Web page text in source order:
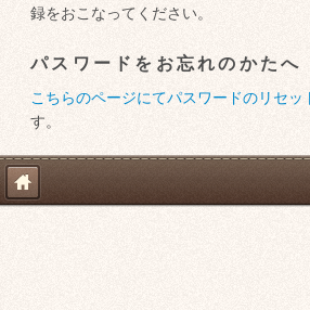
録をおこなってください。
パスワードをお忘れのかたへ
こちらのページにてパスワードのリセッ
す。